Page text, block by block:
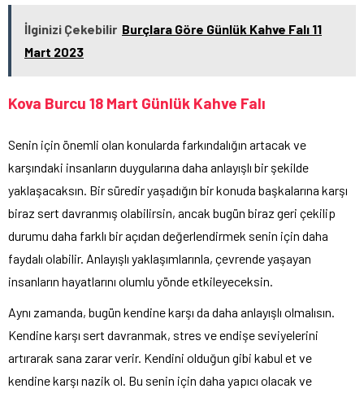
İlginizi Çekebilir Burçlara Göre Günlük Kahve Falı 11
Mart 2023
Kova Burcu 18 Mart Günlük Kahve Falı
Senin için önemli olan konularda farkındalığın artacak ve
karşındaki insanların duygularına daha anlayışlı bir şekilde
yaklaşacaksın. Bir süredir yaşadığın bir konuda başkalarına karşı
biraz sert davranmış olabilirsin, ancak bugün biraz geri çekilip
durumu daha farklı bir açıdan değerlendirmek senin için daha
faydalı olabilir. Anlayışlı yaklaşımlarınla, çevrende yaşayan
insanların hayatlarını olumlu yönde etkileyeceksin.
Aynı zamanda, bugün kendine karşı da daha anlayışlı olmalısın.
Kendine karşı sert davranmak, stres ve endişe seviyelerini
artırarak sana zarar verir. Kendini olduğun gibi kabul et ve
kendine karşı nazik ol. Bu senin için daha yapıcı olacak ve